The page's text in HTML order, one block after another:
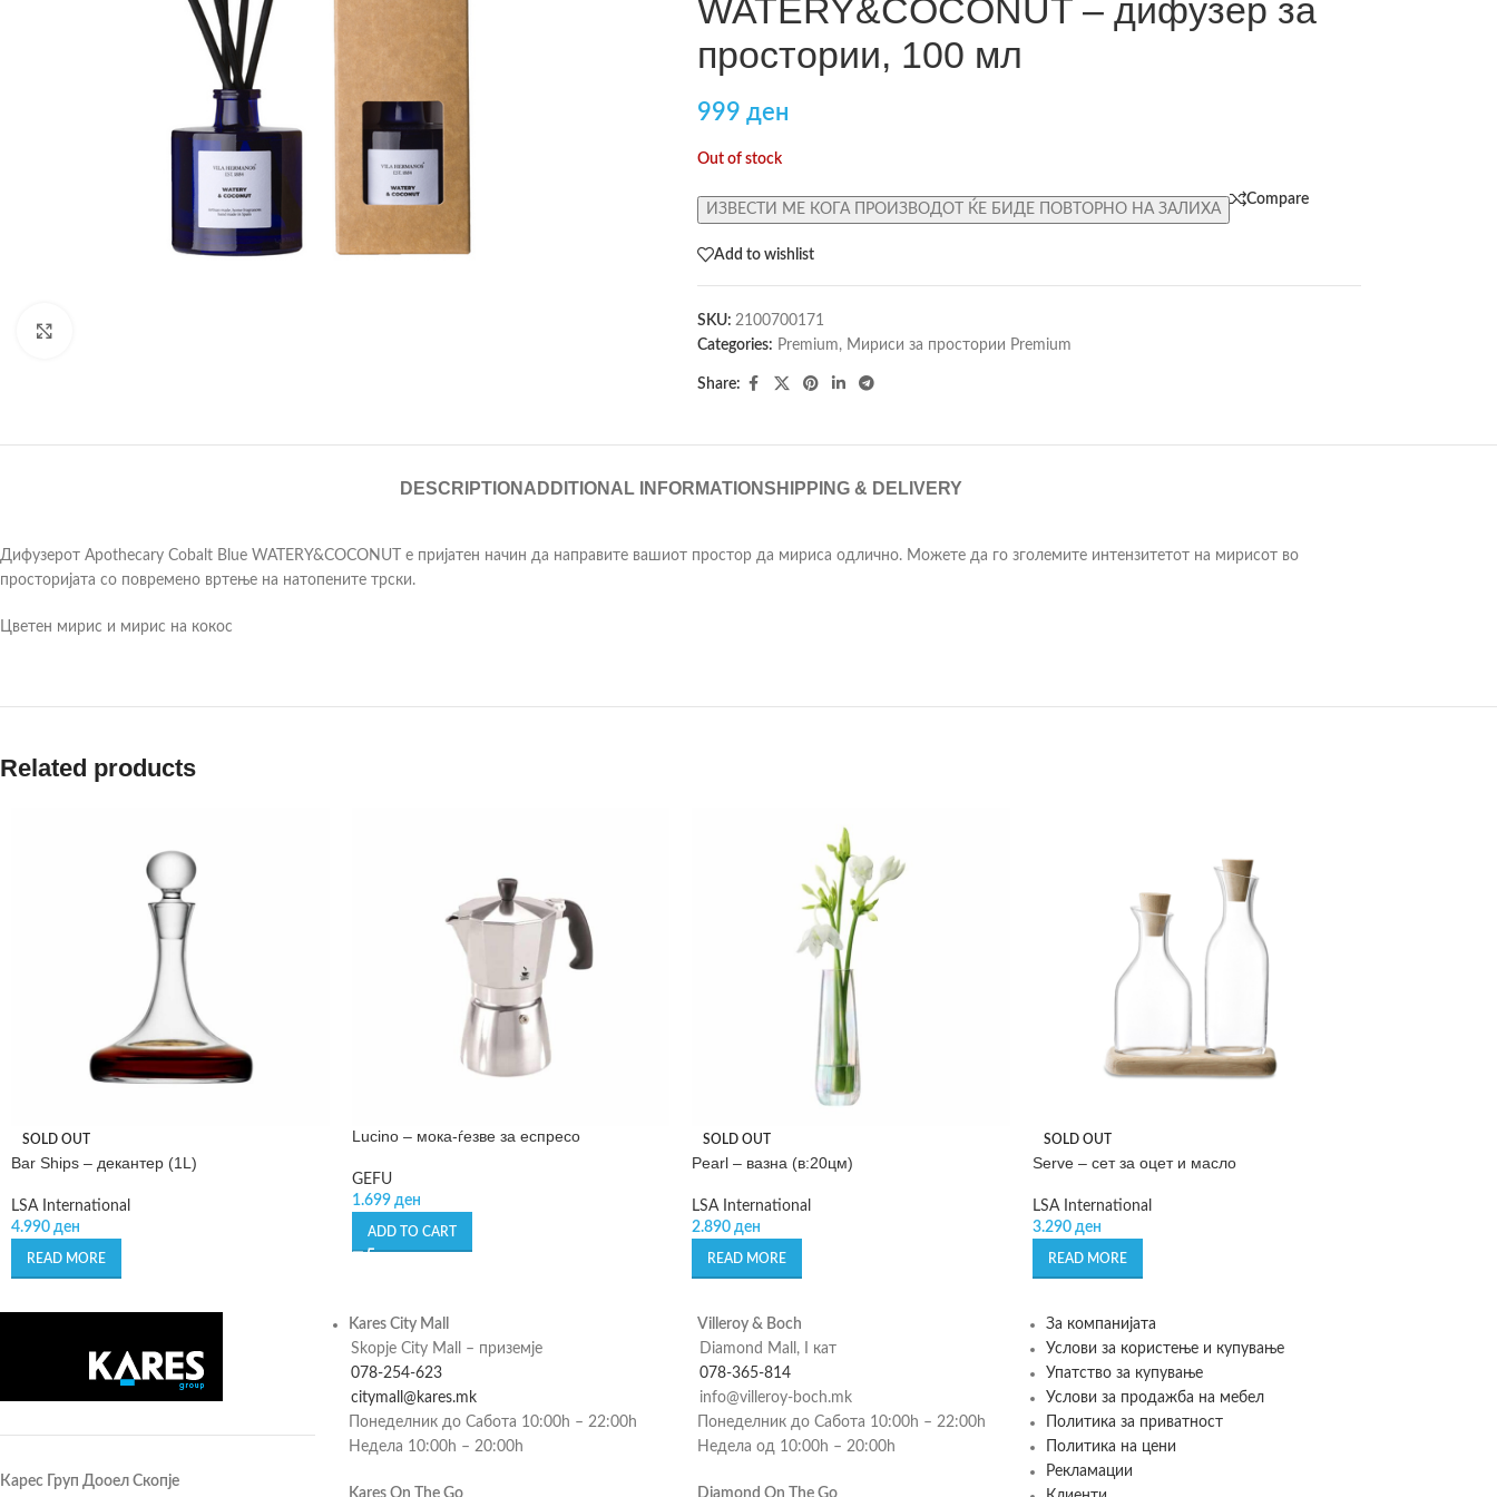
WATERY&COCONUT – дифузер за
простории, 100 мл
999 ден
Out of stock
ИЗВЕСТИ МЕ КОГА ПРОИЗВОДОТ ЌЕ БИДЕ ПОВТОРНО НА ЗАЛИХА
Compare
Add to wishlist
SKU: 2100700171
Categories: Premium, Мириси за простории Premium
Share:
DESCRIPTION ADDITIONAL INFORMATIONSHIPPING & DELIVERY
Дифузерот Apothecary Cobalt Blue WATERY&COCONUT е пријатен начин да направите вашиот простор да мириса одлично. Можете да го зголемите интензитетот на мирисот во
просторијата со повремено вртење на натопените трски.
Цветен мирис и мирис на кокос
Related products
SOLD OUT
Bar Ships – декантер (1L)
LSA International
4.990 ден
READ MORE
Lucino – мока-ѓезве за еспресо
GEFU
1.699 ден
ADD TO CART
SOLD OUT
Pearl – вазна (в:20цм)
LSA International
2.890 ден
READ MORE
SOLD OUT
Serve – сет за оцет и масло
LSA International
3.290 ден
READ MORE
Карес Груп Дооел Скопје
Kares City Mall
Skopje City Mall – приземје
078-254-623
citymall@kares.mk
Понеделник до Сабота 10:00h – 22:00h
Недела 10:00h – 20:00h
Kares On The Go
Villeroy & Boch
Diamond Mall, I кат
078-365-814
info@villeroy-boch.mk
Понеделник до Сабота 10:00h – 22:00h
Недела од 10:00h – 20:00h
Diamond On The Go
За компанијата
Услови за користење и купување
Упатство за купување
Услови за продажба на мебел
Политика за приватност
Политика на цени
Рекламации